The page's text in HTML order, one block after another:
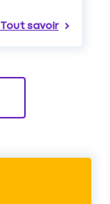
Tout savoir